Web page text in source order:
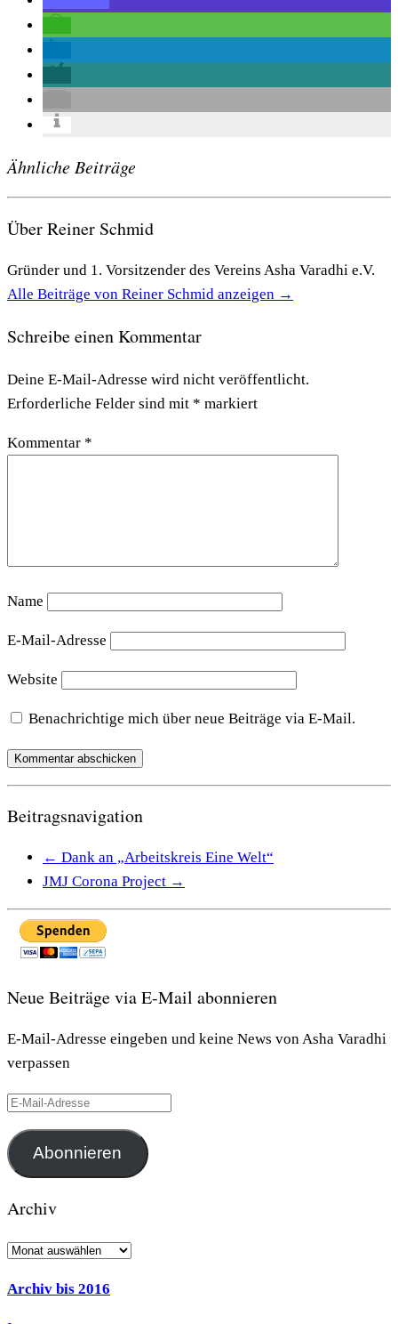
Ähnliche Beiträge
Über Reiner Schmid
Gründer und 1. Vorsitzender des Vereins Asha Varadhi e.V.
Alle Beiträge von Reiner Schmid anzeigen →
Schreibe einen Kommentar
Deine E-Mail-Adresse wird nicht veröffentlicht.
Erforderliche Felder sind mit * markiert
Kommentar *
Name
E-Mail-Adresse
Website
Benachrichtige mich über neue Beiträge via E-Mail.
Beitragsnavigation
← Dank an „Arbeitskreis Eine Welt“
JMJ Corona Project →
Neue Beiträge via E-Mail abonnieren
E-Mail-Adresse eingeben und keine News von Asha Varadhi
verpassen
E-
AdresseAbonnieren
Archiv
Archiv
Archiv bis 2016